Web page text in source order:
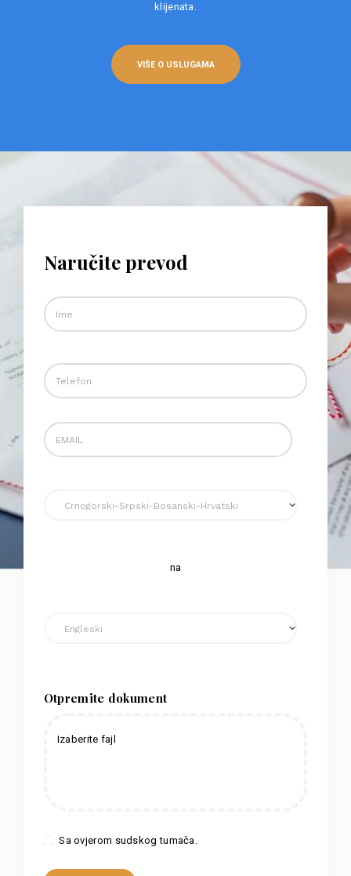
klijenata.
VIŠE O USLUGAMA
Naručite prevod
na
Otpremite dokument
Izaberite fajl
Sa ovjerom sudskog tumača.